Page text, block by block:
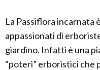
La Passiflora incarnata
appassionati di
giardino. Infatti è una
“poteri” erboristici che